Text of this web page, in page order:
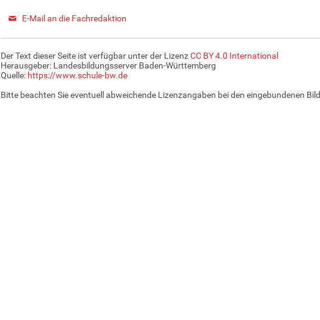
E-Mail an die Fachredaktion
Der Text dieser Seite ist verfügbar unter der LizenzCC BY 4.0 International
Herausgeber: Landesbildungsserver Baden-Württemberg
Quelle: https://www.schule-bw.de
Bitte beachten Sie eventuell abweichende Lizenzangaben bei den eingebundenen